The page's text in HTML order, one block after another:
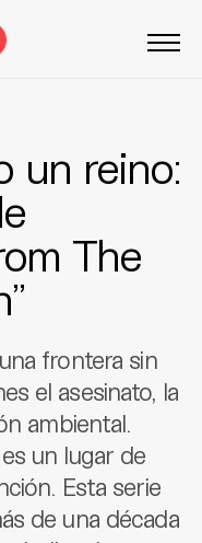
un reino:
The
frontera sin
el asesinato, la
ambiental.
un lugar de
Esta serie
de una década